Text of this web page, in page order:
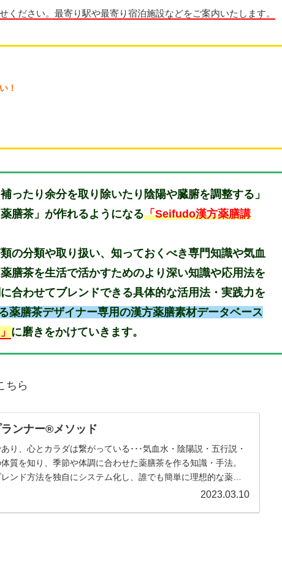
ださい。最寄り駅や最寄り宿泊施設などをご案内いたします。
！
ったり余分を取り除いたり陰陽や臓腑を調整する」
膳茶」が作れるようになる「Seifudo漢方薬膳講
の分類や取り扱い、知っておくべき専門知識や気血
膳茶を生活で活かすためのより深い知識や応用法を
合わせてブレンドできる具体的な活用法・実践力を
薬膳茶デザイナー専用の漢方薬膳素材データベース
に磨きをかけていきます。
ちら
ンナー®メソッド
り、心とカラダは繋がっている･･･気血水・陰陽説・五行説・
質を知り、季節や体調に合わせた薬膳茶を作る知識・手法。
ンド方法を独自にシステム化し、誰でも簡単に理想的な薬膳
2023.03.10